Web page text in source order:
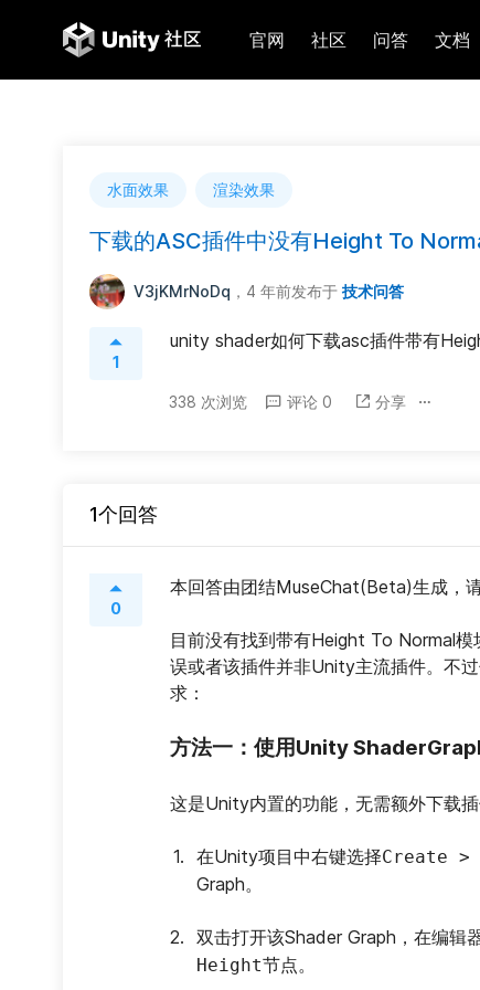
官网 社区 问答 文档
水面效果 渲染效果
下载的ASC插件中没有Height To
V3jKMrNoDq ，4 年前发布于 技术问答
1
unity shader如何下载asc插件带有
338 次浏览 评论 0 分享
1个回答
0
本回答由团结MuseChat(Beta)生成，请
目前没有找到带有Height To Normal
误或者该插件并非Unity主流插件。不
求：
方法一：使用Unity
这是Unity内置的功能，无需额外下载插
在Unity项目中右键选择Create >
Graph。
双击打开该Shader Graph，在编辑
Height节点。